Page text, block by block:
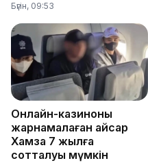
Бүгін, 09:53
Онлайн-казиноны
жарнамалаған Қайсар
Хамза 7 жылға
сотталуы мүмкін